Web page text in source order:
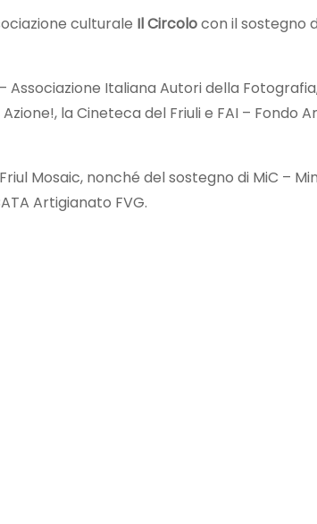
culturale Il Circolocon il sostegno
Italiana Autori della
la Cineteca del Friuli e FAI –
Mosaic, nonché del sostegno di MiC –
Artigianato FVG.